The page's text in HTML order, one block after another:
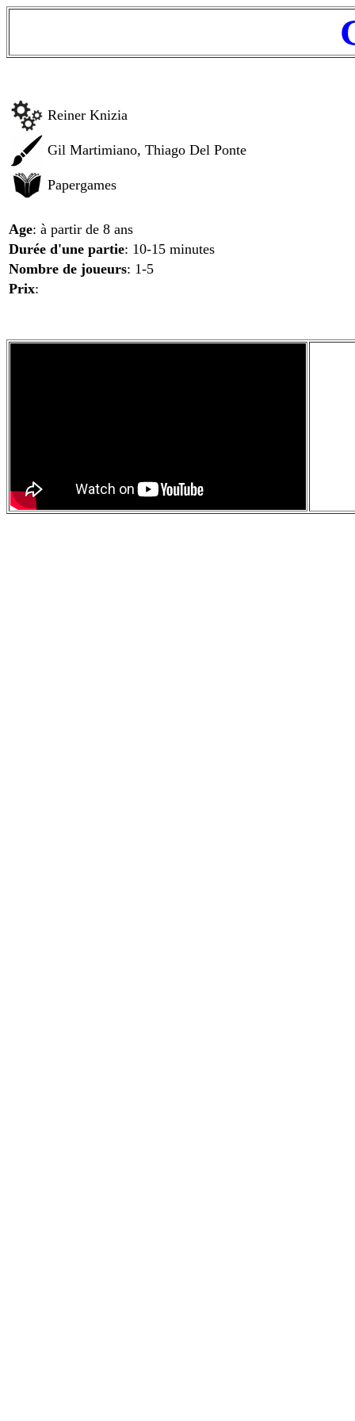
Reiner Knizia
Gil Martimiano, Thiago Del Ponte
Papergames
Age: à partir de 8 ans
Durée d'une partie: 10-15 minutes
Nombre de joueurs: 1-5
Prix: